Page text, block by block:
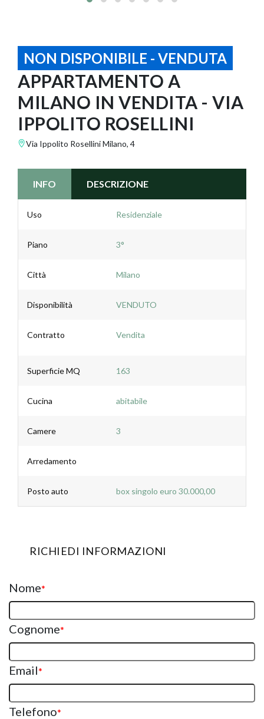
NON DISPONIBILE - VENDUTA
APPARTAMENTO A
MILANO IN VENDITA - VIA
IPPOLITO ROSELLINI
Via Ippolito Rosellini Milano, 4
INFO DESCRIZIONE
Uso Residenziale
Piano 3°
Città Milano
Disponibilità VENDUTO
Contratto Vendita
Superficie MQ 163
Cucina abitabile
Camere 3
Arredamento
Posto auto box singolo euro 30.000,00
RICHIEDI INFORMAZIONI
Nome*
Cognome*
Email*
Telefono*